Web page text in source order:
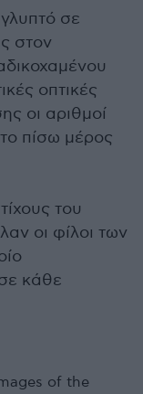
σε
στον
οπτικές
οι αριθμοί
πίσω μέρος
του
οι φίλοι των
κάθε
of the